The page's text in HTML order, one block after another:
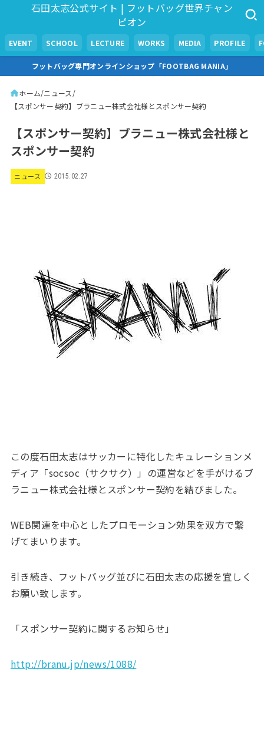
石田太志公式サイト | フットバッグ世界チャン
ピオン
EVENT SCHOOL LECTURE WORKS MEDIA PROFILE
フットバッグ専門オンラインショップ「FOOTBAG MANIA」
ホーム ニュース
【スポンサー契約】ブラニュー株式会社様とスポンサー契約
【スポンサー契約】ブラニュー株式会社様と
スポンサー契約
ニュース 2015.02.27
この度石田太志はサッカーに特化したキュレーションメ
ディア「socsoc（サクサク）」の運営などを手がけるブ
ラニュー株式会社様とスポンサー契約を結びました。
WEB関連を中心としたプロモーション効果を双方で繋
げてまいります。
引き続き、フットバッグ並びに石田太志の応援を宜しく
お願い致します。
「スポンサー契約に関するお知らせ」
http://branu.jp/news/1088/